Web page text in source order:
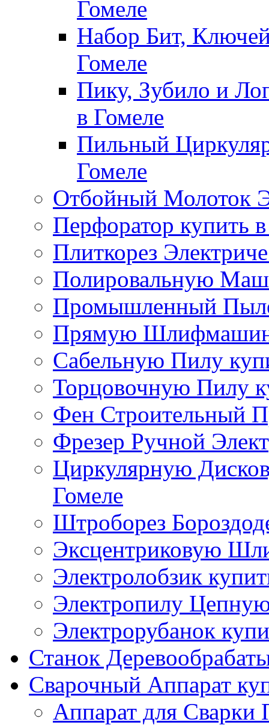
Гомеле
Набор Бит,
Гомеле
Пику, Зубило и
в Гомеле
Пильный
Гомеле
Отбойный Молоток
Перфоратор купить
Плиткорез
Полировальную
Промышленный
Прямую
Сабельную Пилу
Торцовочную Пилу
Фен Строительный
Фрезер Ручной
Циркулярную
Гомеле
Штроборез
Эксцентриковую
Электролобзик
Электропилу
Электрорубанок
Станок
Сварочный Аппарат
Аппарат для